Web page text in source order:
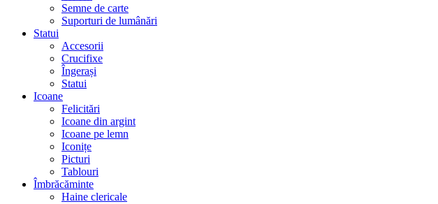
Semne de carte
Suporturi de lumânări
Statui
Accesorii
Crucifixe
Îngerași
Statui
Icoane
Felicitări
Icoane din argint
Icoane pe lemn
Iconițe
Picturi
Tablouri
Îmbrăcăminte
Haine clericale